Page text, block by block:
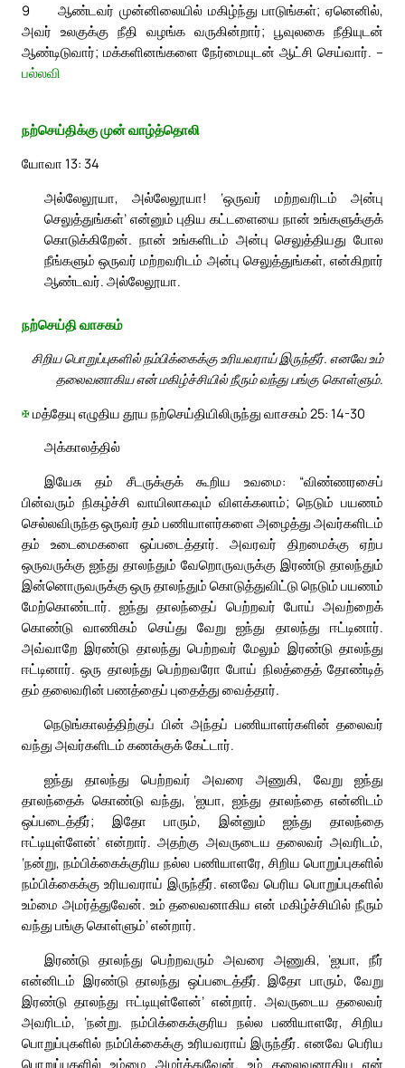
9
ஆண்டவர் முன்னிலையில் மகிழ்ந்து பாடுங்கள்; ஏனெனில்,
அவர் உலகுக்கு நீதி வழங்க வருகின்றார்; பூவுலகை நீதியுடன்
ஆண்டிடுவார்; மக்களினங்களை நேர்மையுடன் ஆட்சி செய்வார். –
பல்லவி
நற்செய்திக்கு முன் வாழ்த்தொலி
யோவா 13: 34
அல்லேலூயா, அல்லேலூயா! ‘ஒருவர் மற்றவரிடம் அன்பு
செலுத்துங்கள்’ என்னும் புதிய கட்டளையை நான் உங்களுக்குக்
கொடுக்கிறேன். நான் உங்களிடம் அன்பு செலுத்தியது போல
நீங்களும் ஒருவர் மற்றவரிடம் அன்பு செலுத்துங்கள், என்கிறார்
ஆண்டவர். அல்லேலூயா.
நற்செய்தி வாசகம்
சிறிய பொறுப்புகளில் நம்பிக்கைக்கு உரியவராய் இருந்தீர். எனவே உம்
தலைவனாகிய என் மகிழ்ச்சியில் நீரும் வந்து பங்கு கொள்ளும்.
✠மத்தேயு எழுதிய தூய நற்செய்தியிலிருந்து வாசகம் 25: 14-30
அக்காலத்தில்
இயேசு தம் சீடருக்குக் கூறிய உவமை: “விண்ணரசைப்
பின்வரும் நிகழ்ச்சி வாயிலாகவும் விளக்கலாம்; நெடும் பயணம்
செல்லவிருந்த ஒருவர் தம் பணியாளர்களை அழைத்து அவர்களிடம்
தம் உடைமைகளை ஒப்படைத்தார். அவரவர் திறமைக்கு ஏற்ப
ஒருவருக்கு ஐந்து தாலந்தும் வேறொருவருக்கு இரண்டு தாலந்தும்
இன்னொருவருக்கு ஒரு தாலந்தும் கொடுத்துவிட்டு நெடும் பயணம்
மேற்கொண்டார். ஐந்து தாலந்தைப் பெற்றவர் போய் அவற்றைக்
கொண்டு வாணிகம் செய்து வேறு ஐந்து தாலந்து ஈட்டினார்.
அவ்வாறே இரண்டு தாலந்து பெற்றவர் மேலும் இரண்டு தாலந்து
ஈட்டினார். ஒரு தாலந்து பெற்றவரோ போய் நிலத்தைத் தோண்டித்
தம் தலைவரின் பணத்தைப் புதைத்து வைத்தார்.
நெடுங்காலத்திற்குப் பின் அந்தப் பணியாளர்களின் தலைவர்
வந்து அவர்களிடம் கணக்குக் கேட்டார்.
ஐந்து தாலந்து பெற்றவர் அவரை அணுகி, வேறு ஐந்து
தாலந்தைக் கொண்டு வந்து, ‘ஐயா, ஐந்து தாலந்தை என்னிடம்
ஒப்படைத்தீர்; இதோ பாரும், இன்னும் ஐந்து தாலந்தை
ஈட்டியுள்ளேன்’ என்றார். அதற்கு அவருடைய தலைவர் அவரிடம்,
‘நன்று, நம்பிக்கைக்குரிய நல்ல பணியாளரே, சிறிய பொறுப்புகளில்
நம்பிக்கைக்கு உரியவராய் இருந்தீர். எனவே பெரிய பொறுப்புகளில்
உம்மை அமர்த்துவேன். உம் தலைவனாகிய என் மகிழ்ச்சியில் நீரும்
வந்து பங்கு கொள்ளும்’ என்றார்.
இரண்டு தாலந்து பெற்றவரும் அவரை அணுகி, ‘ஐயா, நீர்
என்னிடம் இரண்டு தாலந்து ஒப்படைத்தீர். இதோ பாரும், வேறு
இரண்டு தாலந்து ஈட்டியுள்ளேன்’ என்றார். அவருடைய தலைவர்
அவரிடம், ‘நன்று. நம்பிக்கைக்குரிய நல்ல பணியாளரே, சிறிய
பொறுப்புகளில் நம்பிக்கைக்கு உரியவராய் இருந்தீர். எனவே பெரிய
பொறுப்புகளில் உம்மை அமர்த்துவேன். உம் தலைவனாகிய என்